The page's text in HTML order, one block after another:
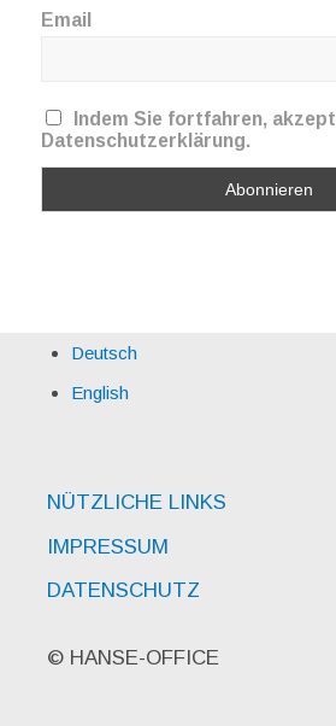
Email
Indem Sie fortfahren,
Datenschutzerklärung.
Deutsch
English
NÜTZLICHE LINKS
IMPRESSUM
DATENSCHUTZ
© HANSE-OFFICE